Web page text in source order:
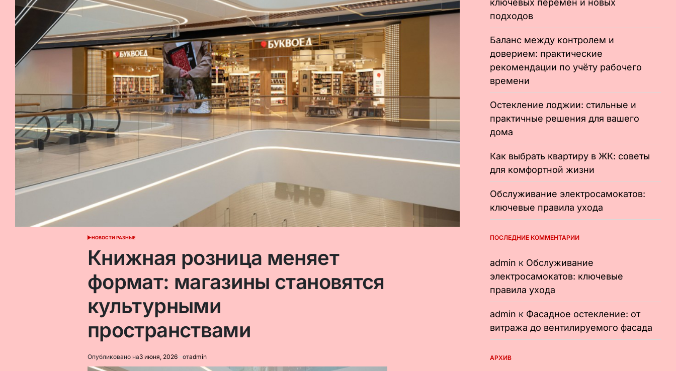
ОПУБЛИКОВАНО
НОВОСТИ РАЗНЫЕ
Книжная розница меняет
формат: магазины становятся
культурными
пространствами
Опубликовано на3 июня, 2026 отadmin
ключевых перемен и новых
подходов
Баланс между контролем и
доверием: практические
рекомендации по учёту рабочего
времени
Остекление лоджии: стильные и
практичные решения для вашего
дома
Как выбрать квартиру в ЖК: советы
для комфортной жизни
Обслуживание электросамокатов:
ключевые правила ухода
ПОСЛЕДНИЕ КОММЕНТАРИИ
admin к Обслуживание
электросамокатов: ключевые
правила ухода
admin к Фасадное остекление: от
витража до вентилируемого фасада
АРХИВ